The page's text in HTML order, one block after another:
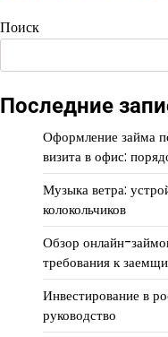
Поиск
Последние
Оформление займа
визита в офис:
Музыка ветра:
колокольчиков
Обзор онлайн-
требования к
Инвестирование в
руководство